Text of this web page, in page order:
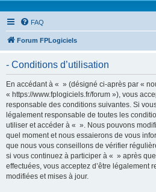
FAQ
Forum FPLogiciels
- Conditions d’utilisation
En accédant à « » (désigné ci-après par «
« https://www.fplogiciels.fr/forum »), vous
responsable des conditions suivantes. Si
légalement responsable de toutes les
utiliser et accéder à « ». Nous pouvons
quel moment et nous essaierons de vous
que nous vous conseillons de vérifier
si vous continuez à participer à « » après
effectuées, vous acceptez d’être légalement
modifiées et mises à jour.